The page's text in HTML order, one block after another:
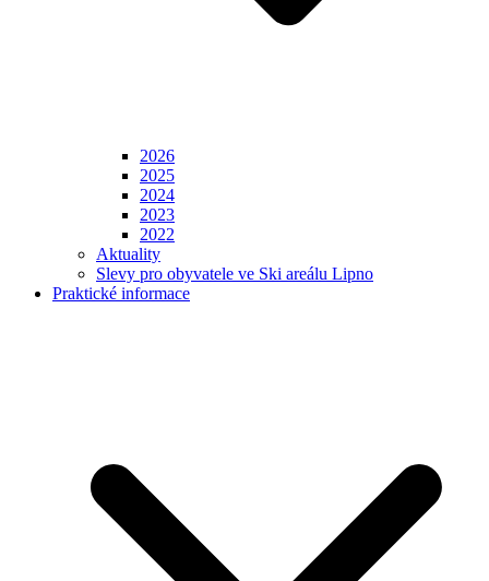
2026
2025
2024
2023
2022
Aktuality
Slevy pro obyvatele ve Ski areálu Lipno
Praktické informace